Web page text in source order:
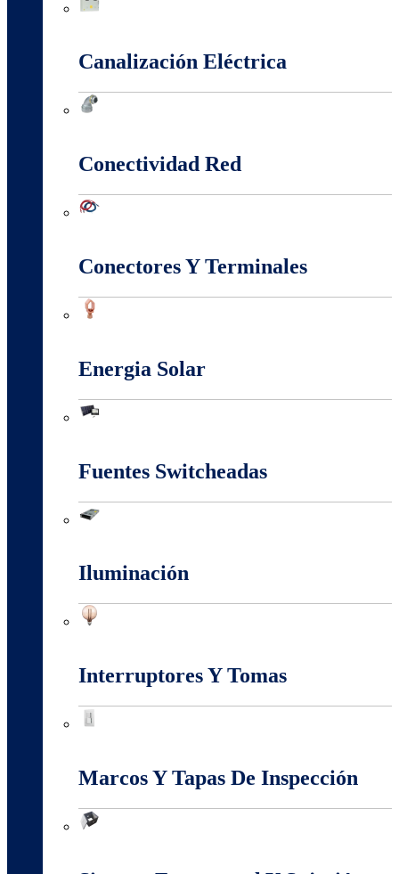
Canalización Eléctrica
Conectividad Red
Conectores Y Terminales
Energia Solar
Fuentes Switcheadas
Iluminación
Interruptores Y Tomas
Marcos Y Tapas De Inspección